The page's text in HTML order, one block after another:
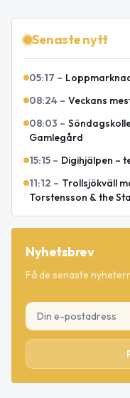
Senaste nytt
05:17 –
08:24 – Veckans
08:03 –
Gamlegård
15:15 – Digihjälpen –
11:12 – Trollsjökväll
Torstensson & the
Nyhetsbrev
Få de senaste